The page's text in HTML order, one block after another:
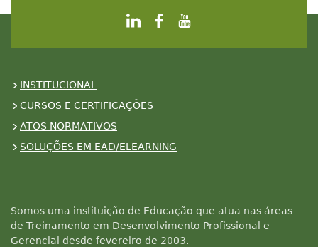
INSTITUCIONAL
CURSOS E CERTIFICAÇÕES
ATOS NORMATIVOS
SOLUÇÕES EM EAD/ELEARNING
Somos uma instituição de Educação que atua nas áreas
de Treinamento em Desenvolvimento Profissional e
Gerencial desde fevereiro de 2003.